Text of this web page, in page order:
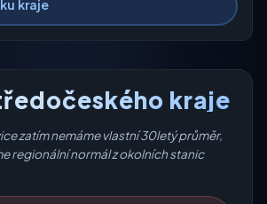
kraje
kraje
zatím nemáme vlastní 30letý průměr,
regionální normál z okolních stanic